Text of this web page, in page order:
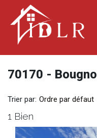
70170 -
1 Bien
Trier par: Ordre par défaut